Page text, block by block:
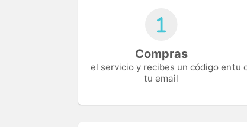
Compras
el servicio y recibes un código en
tu email
tu